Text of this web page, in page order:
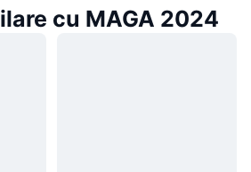
cu MAGA 2024